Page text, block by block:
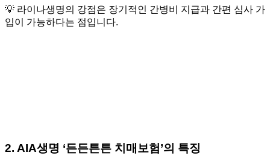
💡 라이나생명의 강점은 장기적인 간병비 지급과 간편 심사 가
입이 가능하다는 점입니다.
2. AIA생명 ‘든든튼튼 치매보험’의 특징